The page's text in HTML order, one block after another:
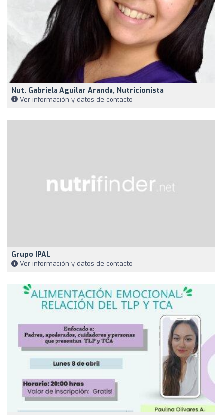
Nut. Gabriela Aguilar Aranda, Nutricionista
Ver información y datos de contacto
Grupo IPAL
Ver información y datos de contacto